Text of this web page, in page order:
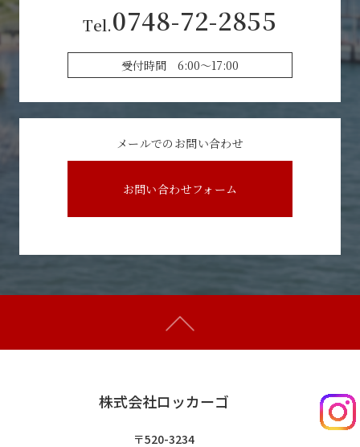
Tel.0748-72-2855
受付時間 6:00〜17:00
メールでのお問い合わせ
お問い合わせフォーム
株式会社ロッカーゴ
〒520-3234